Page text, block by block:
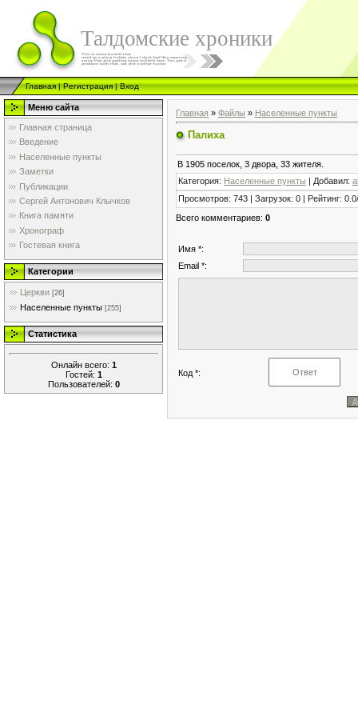
Талдомские хроники
Главная|Регистрация|Вход
Меню сайта
Главная страница
Введение
Населенные пункты
Заметки
Публикации
Сергей Антонович Клычков
Книга памяти
Хронограф
Гостевая книга
Категории
Церкви [26]
Населенные пункты [255]
Статистика
Онлайн всего: 1
Гостей: 1
Пользователей: 0
Главная » Файлы » Населенные пункты
Палиха
В 1905 поселок, 3 двора, 33 жителя.
Категория: Населенные пункты | Добавил:
Просмотров: 743 | Загрузок: 0 | Рейтинг: 0.0/
Всего комментариев: 0
Имя *:
Email *:
Код *: